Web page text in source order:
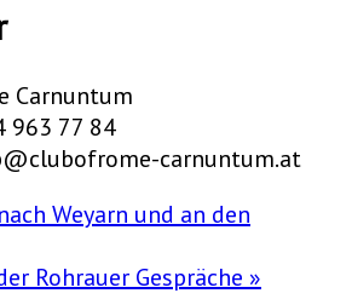
Carnuntum
963 77 84
carnuntum.at
Weyarn und an den
Rohrauer Gespräche »